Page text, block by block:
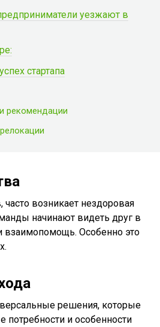
уезжают в
стартапа
рекомендации
часто возникает нездоровая
начинают видеть друг в
взаимопомощь. Особенно это
решения, которые
потребности и особенности